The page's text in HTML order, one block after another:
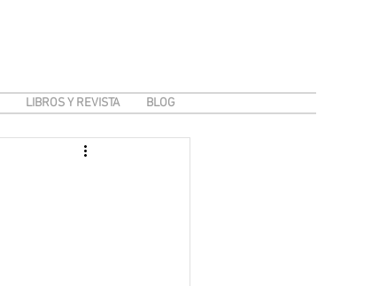
LIBROS Y REVISTA BLOG